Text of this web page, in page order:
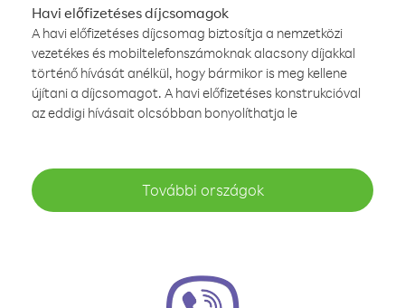
Havi előfizetéses díjcsomagok
A havi előfizetéses díjcsomag biztosítja a nemzetközi
vezetékes és mobiltelefonszámoknak alacsony díjakkal
történő hívását anélkül, hogy bármikor is meg kellene
újítani a díjcsomagot. A havi előfizetéses konstrukcióval
az eddigi hívásait olcsóbban bonyolíthatja le
További országok